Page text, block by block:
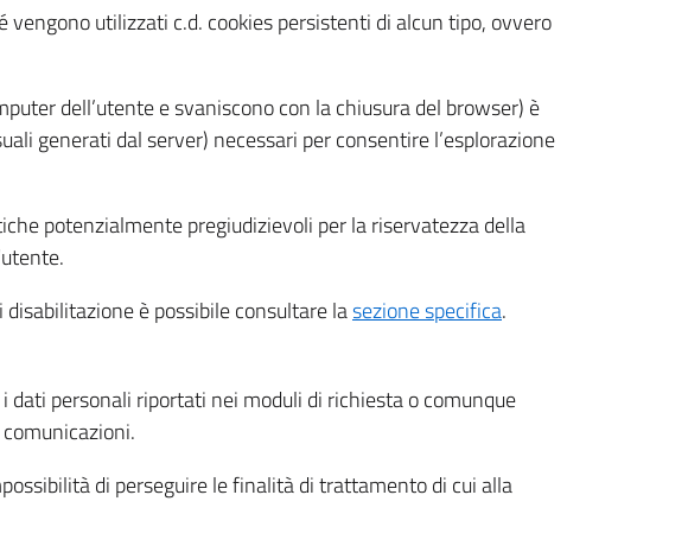
utilizzati c.d. cookies persistenti di alcun tipo, ovvero
dell’utente e svaniscono con la chiusura del browser) è
generati dal server) necessari per consentire l’esplorazione
potenzialmente pregiudizievoli per la riservatezza della
è possibile consultare lasezione specifica.
personali riportati nei moduli di richiesta o comunque
di perseguire le finalità di trattamento di cui alla